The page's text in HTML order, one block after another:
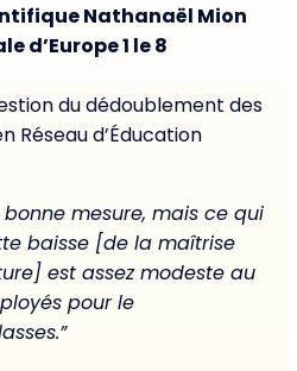
Nathanaël Mion
d’Europe 1 le 8
du dédoublement des
Réseau d’Éducation
bonne mesure, mais ce qui
baisse [de la maîtrise
] est assez modeste au
pour le